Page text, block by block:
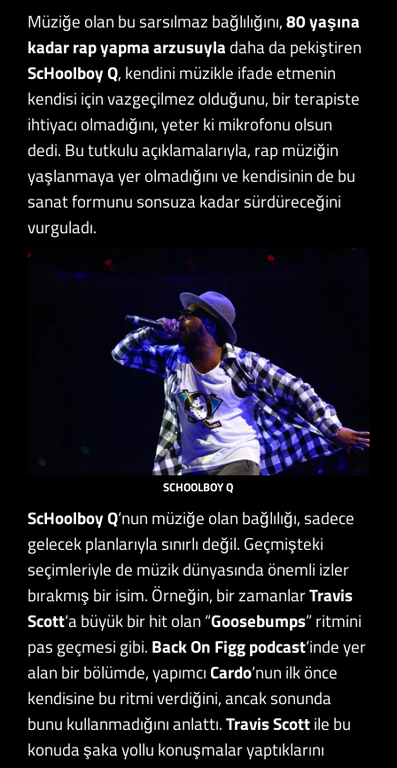
Müziğe olan bu sarsılmaz bağlılığını,80 yaşına
kadar rap yapma arzusuyla daha da pekiştiren
ScHoolboy Q, kendini müzikle ifade etmenin
kendisi için vazgeçilmez olduğunu, bir terapiste
ihtiyacı olmadığını, yeter ki mikrofonu olsun
dedi. Bu tutkulu açıklamalarıyla, rap müziğin
yaşlanmaya yer olmadığını ve kendisinin de bu
sanat formunu sonsuza kadar sürdüreceğini
vurguladı.
SCHOOLBOY Q
ScHoolboy Q‘nun müziğe olan bağlılığı, sadece
gelecek planlarıyla sınırlı değil. Geçmişteki
seçimleriyle de müzik dünyasında önemli izler
bırakmış bir isim. Örneğin, bir zamanlarTravis
Scott‘a büyük bir hit olan “Goosebumps” ritmini
pas geçmesi gibi. Back On Figg podcast‘inde yer
alan bir bölümde, yapımcıCardo‘nun ilk önce
kendisine bu ritmi verdiğini, ancak sonunda
bunu kullanmadığını anlattı.Travis Scottile bu
konuda şaka yollu konuşmalar yaptıklarını